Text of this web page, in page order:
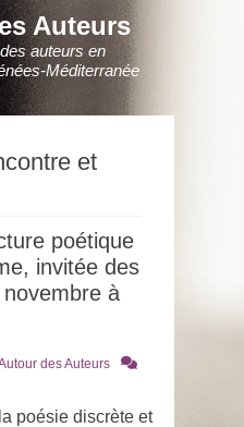
Auteurs
auteurs en
Méditerranée
et
poétique
invitée des
à
des Auteurs
poésie discrète et